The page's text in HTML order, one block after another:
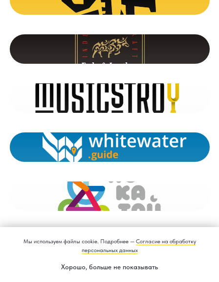
Мы используем файлы cookie. Подробнее — Согласие на обработку
персональных данных
Хорошо, больше не показывать